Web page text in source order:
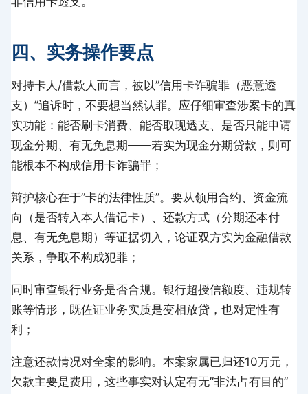
四、实务操作要点
对持卡人/借款人而言，被以”信用卡诈骗罪（恶意透
支）”追诉时，不要想当然认罪。应仔细审查涉案卡的真
实功能：能否刷卡消费、能否取现透支、是否只能申请
现金分期、有无免息期——若实为现金分期贷款，则可
能根本不构成信用卡诈骗罪；
辩护核心在于”卡的法律性质”。要从领用合约、资金流
向（是否转入本人借记卡）、还款方式（分期还本付
息、有无免息期）等证据切入，论证双方实为金融借款
关系，争取不构成犯罪；
同时审查银行业务是否合规。银行超授信额度、违规转
账等情形，既佐证业务实质是变相放贷，也对定性有
利；
注意还款情况对全案的影响。本案家属已归还10万元，
欠款主要是费用，这些事实对认定有无”非法占有目的”